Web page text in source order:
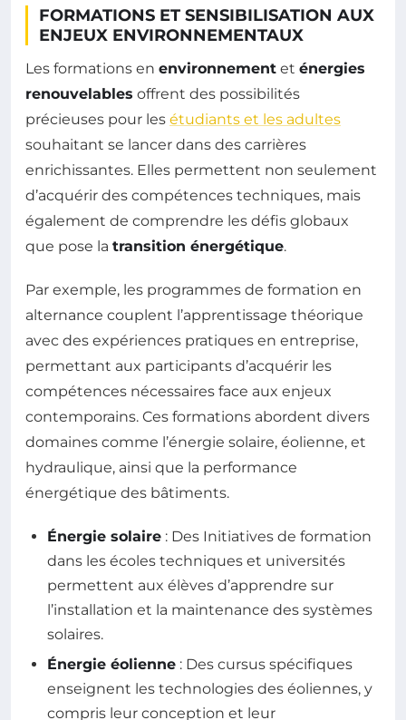
FORMATIONS ET SENSIBILISATION AUX
ENJEUX ENVIRONNEMENTAUX
Les formations en environnement et énergies
renouvelables offrent des possibilités
précieuses pour les étudiants et les adultes
souhaitant se lancer dans des carrières
enrichissantes. Elles permettent non seulement
d’acquérir des compétences techniques, mais
également de comprendre les défis globaux
que pose la transition énergétique.
Par exemple, les programmes de formation en
alternance couplent l’apprentissage théorique
avec des expériences pratiques en entreprise,
permettant aux participants d’acquérir les
compétences nécessaires face aux enjeux
contemporains. Ces formations abordent divers
domaines comme l’énergie solaire, éolienne, et
hydraulique, ainsi que la performance
énergétique des bâtiments.
Énergie solaire : Des Initiatives de formation
dans les écoles techniques et universités
permettent aux élèves d’apprendre sur
l’installation et la maintenance des systèmes
solaires.
Énergie éolienne : Des cursus spécifiques
enseignent les technologies des éoliennes, y
compris leur conception et leur